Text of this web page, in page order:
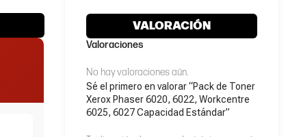
VALORACIÓN
Valoraciones
No hay valoraciones aún.
Sé el primero en valorar “Pack de Toner
Xerox Phaser 6020, 6022, Workcentre
6025, 6027 Capacidad Estándar”